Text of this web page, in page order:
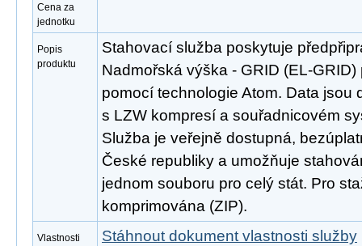
Cena za
jednotku
Popis
produktu
Stahovací služba poskytuje
Nadmořská výška - GRID (EL-
pomocí technologie Atom. Data jsou
s LZW kompresí a souřadnicovém
Služba je veřejně dostupná,
České republiky a umožňuje
jednom souboru pro celý stát. Pro
komprimována (ZIP).
Vlastnosti
Stáhnout dokument vlastnosti služby